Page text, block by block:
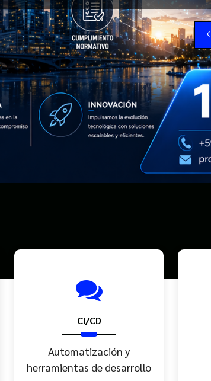
CI/CD
Automatización y
herramientas de desarrollo